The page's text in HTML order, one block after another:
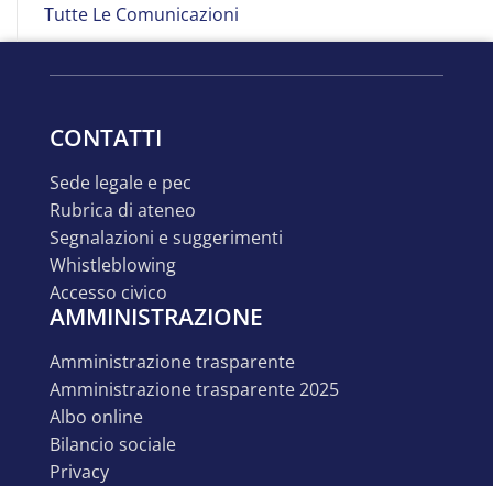
Tutte Le Comunicazioni
CONTATTI
sede legale e pec
rubrica di ateneo
segnalazioni e suggerimenti
whistleblowing
accesso civico
AMMINISTRAZIONE
amministrazione trasparente
amministrazione trasparente 2025
albo online
bilancio sociale
privacy